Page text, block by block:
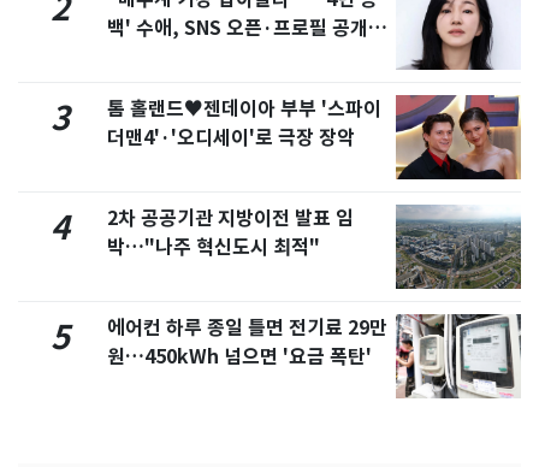
2
백' 수애, SNS 오픈·프로필 공개
3
톰 홀랜드♥젠데이아 부부 '스파이
더맨4'·'오디세이'로 극장 장악
4
2차 공공기관 지방이전 발표 임
박…"나주 혁신도시 최적"
5
에어컨 하루 종일 틀면 전기료 29만
원…450kWh 넘으면 '요금 폭탄'